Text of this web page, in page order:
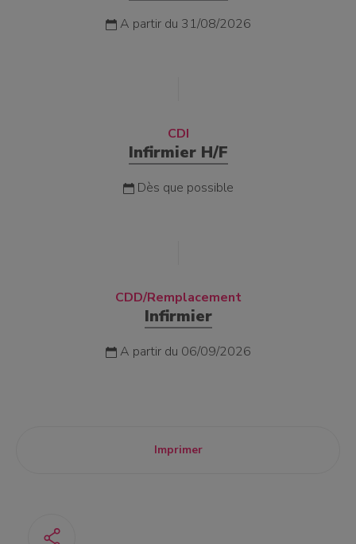
A partir du 31/08/2026
CDI
Infirmier H/F
Dès que possible
CDD/Remplacement
Infirmier
A partir du 06/09/2026
Imprimer